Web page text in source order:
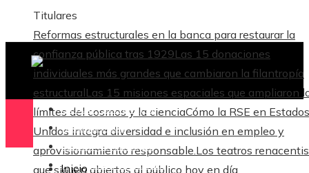
Titulares
Reformas estructurales en la banca para restaurar la
confianza pública tras 1929Las 15 donaciones
individuales más grandes que cambiaron la filantropía
estructuralLas 15 misiones espaciales que ampliaron
límites del cosmos y la cienciaCómo la RSE en Estados
Unidos integra diversidad e inclusión en empleo y
aprovisionamiento responsable.Los teatros
que siguen abiertos al público hoy en día
Ciencia y tecnología
Cultura y ocio
Ciencia y tecnología
Responsabilidad Social
Inicio